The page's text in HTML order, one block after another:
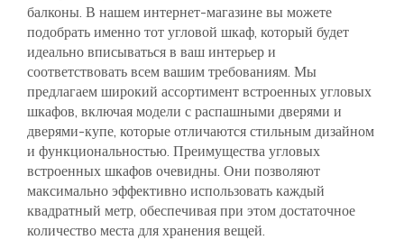
балконы. В нашем интернет-магазине вы можете
подобрать именно тот угловой шкаф, который будет
идеально вписываться в ваш интерьер и
соответствовать всем вашим требованиям. Мы
предлагаем широкий ассортимент встроенных угловых
шкафов, включая модели с распашными дверями и
дверями-купе, которые отличаются стильным дизайном
и функциональностью. Преимущества угловых
встроенных шкафов очевидны. Они позволяют
максимально эффективно использовать каждый
квадратный метр, обеспечивая при этом достаточное
количество места для хранения вещей.